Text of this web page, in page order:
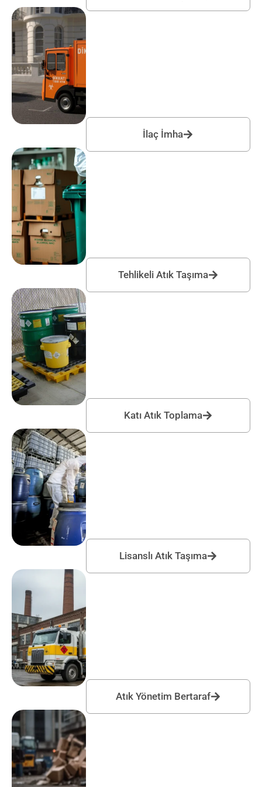
İlaç İmha
Tehlikeli Atık Taşıma
Katı Atık Toplama
Lisanslı Atık Taşıma
Atık Yönetim Bertaraf